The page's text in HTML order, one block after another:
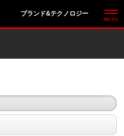
ブランド&テクノロジー